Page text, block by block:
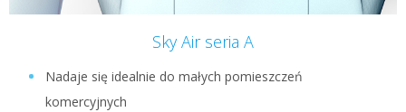
Sky Air seria A
Nadaje się idealnie do małych pomieszczeń
komercyjnych